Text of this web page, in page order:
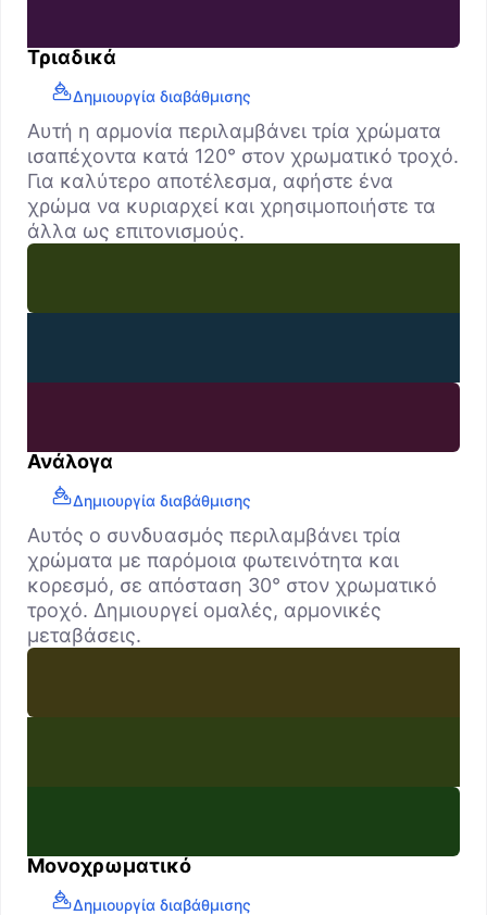
Τριαδικά
Δημιουργία διαβάθμισης
Αυτή η αρμονία περιλαμβάνει τρία χρώματα
ισαπέχοντα κατά 120° στον χρωματικό τροχό.
Για καλύτερο αποτέλεσμα, αφήστε ένα
χρώμα να κυριαρχεί και χρησιμοποιήστε τα
άλλα ως επιτονισμούς.
Ανάλογα
Δημιουργία διαβάθμισης
Αυτός ο συνδυασμός περιλαμβάνει τρία
χρώματα με παρόμοια φωτεινότητα και
κορεσμό, σε απόσταση 30° στον χρωματικό
τροχό. Δημιουργεί ομαλές, αρμονικές
μεταβάσεις.
Μονοχρωματικό
Δημιουργία διαβάθμισης